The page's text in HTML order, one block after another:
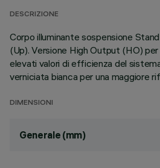
DESCRIZIONE
Corpo illuminante sospensione
(Up). Versione High Output (HO)
elevati valori di efficienza del
verniciata bianca per una maggiore
DIMENSIONI
Generale (mm)